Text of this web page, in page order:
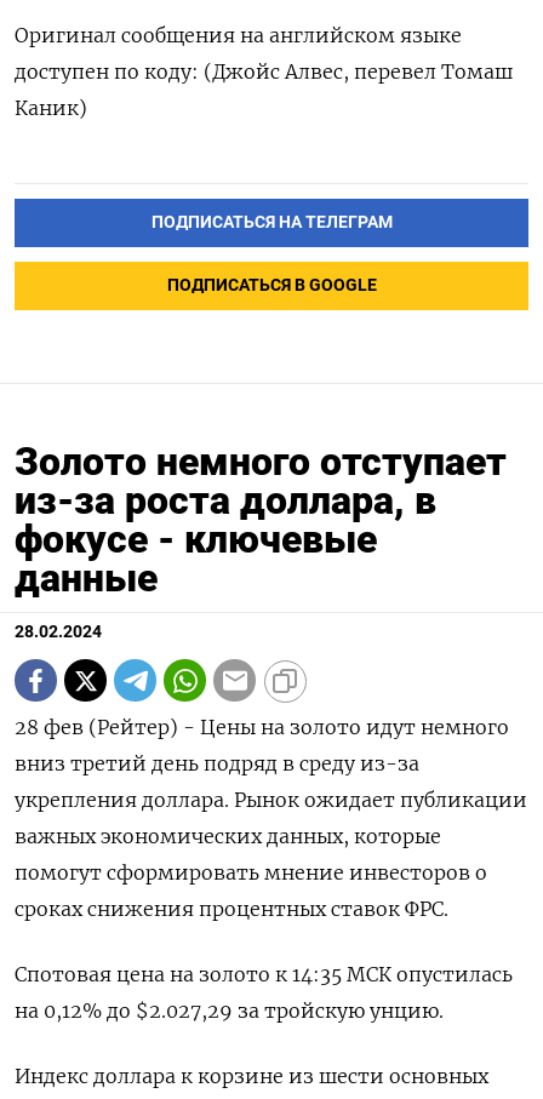
Оригинал сообщения на английском языке
доступен по коду: (Джойс Алвес, перевел Томаш
Каник)
ПОДПИСАТЬСЯ НА ТЕЛЕГРАМ
ПОДПИСАТЬСЯ В GOOGLE
Золото немного отступает
из-за роста доллара, в
фокусе - ключевые
данные
28.02.2024
28 фев (Рейтер) - Цены на золото идут немного
вниз третий день подряд в среду из-за
укрепления доллара. Рынок ожидает публикации
важных экономических данных, которые
помогут сформировать мнение инвесторов о
сроках снижения процентных ставок ФРС.
Спотовая цена на золото к 14:35 МСК опустилась
на 0,12% до $2.027,29​ за тройскую унцию.
Индекс доллара к корзине из шести основных